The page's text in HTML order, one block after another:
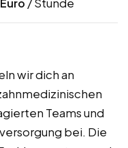
Euro / Stunde
wir dich an
Teams und
bei. Die